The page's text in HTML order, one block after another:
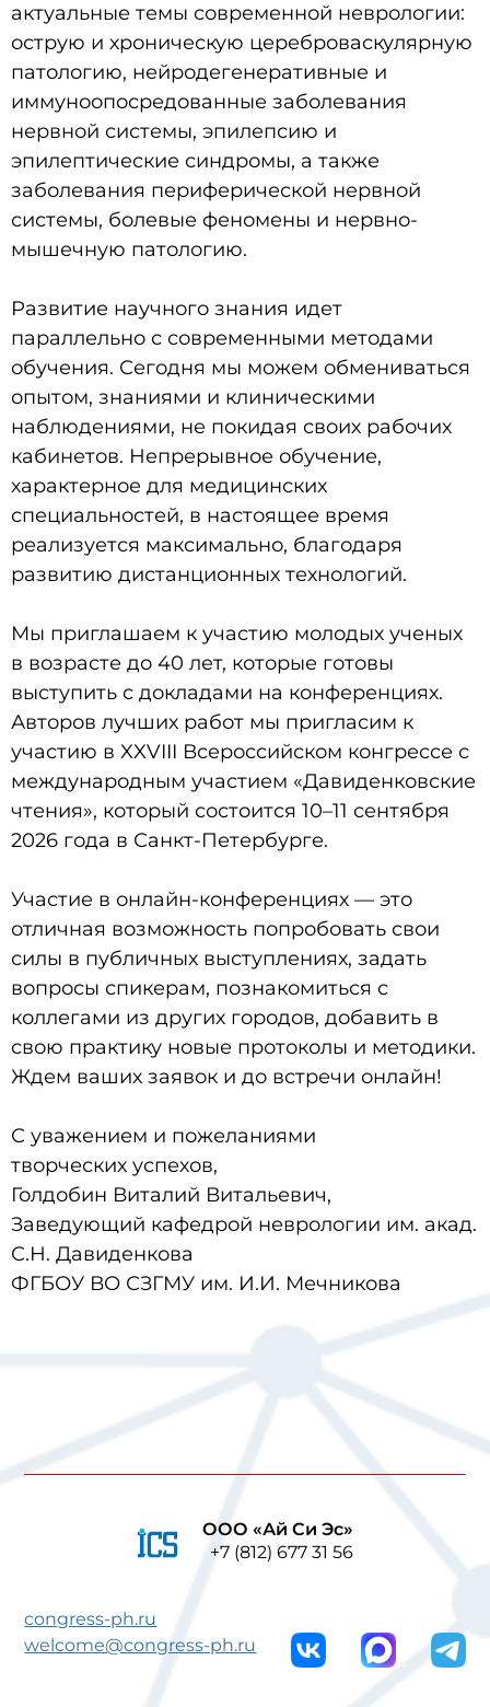
актуальные темы современной неврологии:
острую и хроническую цереброваскулярную
патологию, нейродегенеративные и
иммуноопосредованные заболевания
нервной системы, эпилепсию и
эпилептические синдромы, а также
заболевания периферической нервной
системы, болевые феномены и нервно-
мышечную патологию.
Развитие научного знания идет
параллельно с современными методами
обучения. Сегодня мы можем обмениваться
опытом, знаниями и клиническими
наблюдениями, не покидая своих рабочих
кабинетов. Непрерывное обучение,
характерное для медицинских
специальностей, в настоящее время
реализуется максимально, благодаря
развитию дистанционных технологий.
Мы приглашаем к участию молодых ученых
в возрасте до 40 лет, которые готовы
выступить с докладами на конференциях.
Авторов лучших работ мы пригласим к
участию в XXVIII Всероссийском конгрессе с
международным участием «Давиденковские
чтения», который состоится 10–11 сентября
2026 года в Санкт-Петербурге.
Участие в онлайн-конференциях –– это
отличная возможность попробовать свои
силы в публичных выступлениях, задать
вопросы спикерам, познакомиться с
коллегами из других городов, добавить в
свою практику новые протоколы и методики.
Ждем ваших заявок и до встречи онлайн!
С уважением и пожеланиями
творческих успехов,
Голдобин Виталий Витальевич,
Заведующий кафедрой неврологии им. акад.
С.Н. Давиденкова
ФГБОУ ВО СЗГМУ им. И.И. Мечникова
ООО «Ай Си Эс»
+7 (812) 677 31 56
welcome@congress-ph.ru
congress-ph.ru